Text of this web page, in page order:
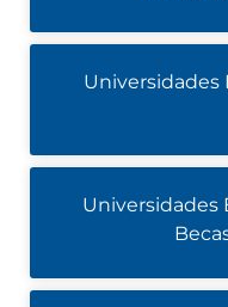
Universidades
Universidades